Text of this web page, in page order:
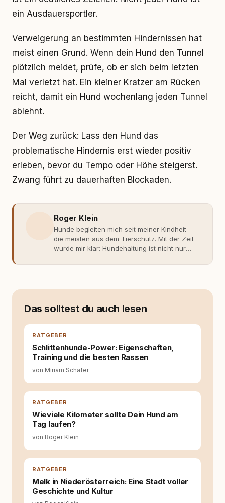
ein Ausdauersportler.
Verweigerung an bestimmten Hindernissen hat
meist einen Grund. Wenn dein Hund den Tunnel
plötzlich meidet, prüfe, ob er sich beim letzten
Mal verletzt hat. Ein kleiner Kratzer am Rücken
reicht, damit ein Hund wochenlang jeden Tunnel
ablehnt.
Der Weg zurück: Lass den Hund das
problematische Hindernis erst wieder positiv
erleben, bevor du Tempo oder Höhe steigerst.
Zwang führt zu dauerhaften Blockaden.
Roger Klein
Hunde begleiten mich seit meiner Kindheit –
die meisten aus dem Tierschutz. Mit der Zeit
wurde mir klar: Hundehaltung ist nicht nur
Fachwissen. Der Wendepunkt kam mit meinem
moderner Hundeerziehung
entsteht echte Bindung dort, wo Verständnis
Wissen ersetzt – nicht umgekehrt. Aus dieser
Entwicklung entstand rundum.dog – ein
Wissens- und Serviceportal für
Hundehalter:innen in Deutschland, Österreich
und der Schweiz. Meine Überzeugung:
Tierschutz beginnt mit Wissen. Wer seinen
Hund versteht, trifft bessere Entscheidungen –
für ein Zusammenleben, das beiden guttut.
Das solltest du auch lesen
RATGEBER
Schlittenhunde-Power: Eigenschaften,
Training und die besten Rassen
von Miriam Schäfer
RATGEBER
Wieviele Kilometer sollte Dein Hund am
Tag laufen?
von Roger Klein
RATGEBER
Melk in Niederösterreich: Eine Stadt voller
Geschichte und Kultur